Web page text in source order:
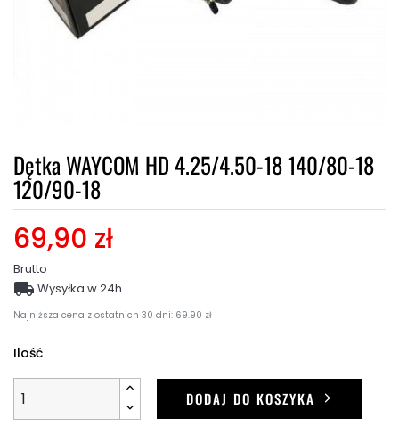
Dętka WAYCOM HD 4.25/4.50-18 140/80-18
120/90-18
69,90 zł
Brutto
Najniższa cena z ostatnich 30 dni: 69.90 zł
 Wysyłka w 24h
Ilość
DODAJ DO KOSZYKA